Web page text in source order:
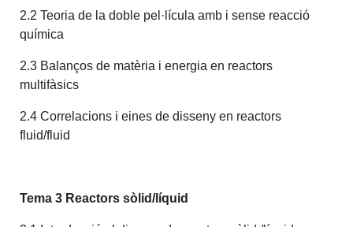
2.2 Teoria de la doble pel·lícula amb i sense reacció
química
2.3 Balanços de matèria i energia en reactors
multifàsics
2.4 Correlacions i eines de disseny en reactors
fluid/fluid
Tema 3 Reactors sòlid/líquid